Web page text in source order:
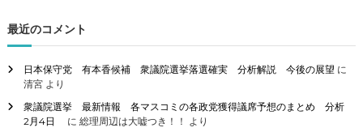
象
:
最近のコメント
日本保守党 有本香候補 衆議院選挙落選確実 分析解説 今後の展望 に
清宮より
衆議院選挙 最新情報 各マスコミの各政党獲得議席予想のまとめ 分析
2月4日
に 総理周辺は大嘘つき！！ より